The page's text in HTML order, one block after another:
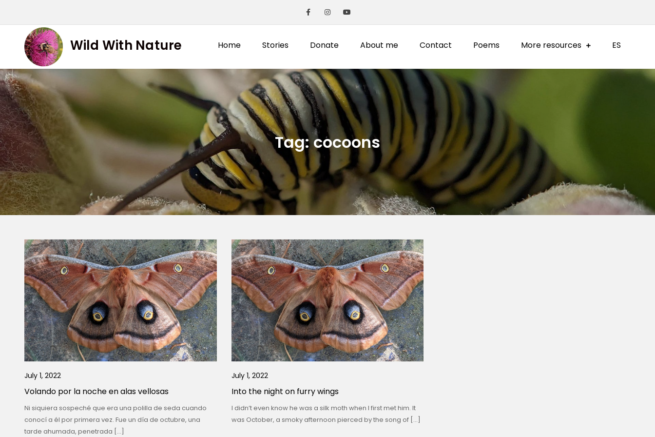
Wild With Nature Home Stories Donate About me Contact Poems More resources ES
Tag:cocoons
July 1, 2022
Volando por la noche en alas vellosas
Ni siquiera sospeché que era una polilla de seda cuando
conocí a él por primera vez. Fue un día de octubre, una
tarde ahumada, penetrada […]
July 1, 2022
Into the night on furry wings
I didn’t even know he was a silk moth when I first met him. It
was October, a smoky afternoon pierced by the song of […]